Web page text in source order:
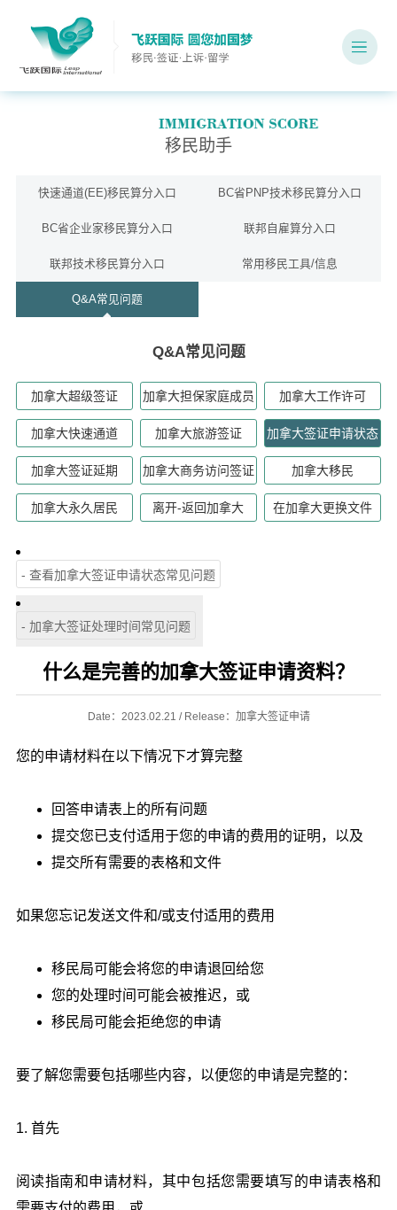
移民助手
快速通道(EE)移民算分入口 BC省PNP技术移民算分入口
BC省企业家移民算分入口 联邦自雇算分入口
联邦技术移民算分入口 常用移民工具/信息
Q&A常见问题
Q&A常见问题
加拿大超级签证 加拿大担保家庭成员 加拿大工作许可
加拿大快速通道 加拿大旅游签证 加拿大签证申请状态
加拿大签证延期 加拿大商务访问签证 加拿大移民
加拿大永久居民 离开-返回加拿大 在加拿大更换文件
- 查看加拿大签证申请状态常见问题
- 加拿大签证处理时间常见问题
什么是完善的加拿大签证申请资料？
Date：2023.02.21 / Release：加拿大签证申请
您的申请材料在以下情况下才算完整
回答申请表上的所有问题
提交您已支付适用于您的申请的费用的证明，以及
提交所有需要的表格和文件
如果您忘记发送文件和/或支付适用的费用
移民局可能会将您的申请退回给您
您的处理时间可能会被推迟，或
移民局可能会拒绝您的申请
要了解您需要包括哪些内容，以便您的申请是完整的：
1. 首先
阅读指南和申请材料，其中包括您需要填写的申请表格和